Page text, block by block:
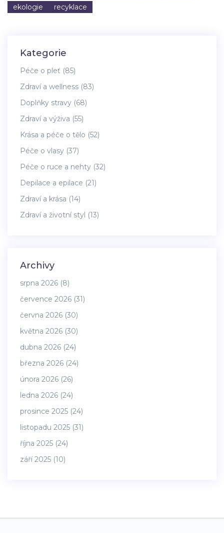
ekologie
recyklace
Kategorie
Péče o pleť (85)
Zdraví a wellness (83)
Doplňky stravy (68)
Zdraví a výživa (55)
Krása a péče o tělo (52)
Péče o vlasy (37)
Péče o ruce a nehty (32)
Depilace a epilace (21)
Zdraví a krása (14)
Zdraví a životní styl (13)
Archivy
srpna 2026 (8)
července 2026 (31)
června 2026 (30)
května 2026 (30)
dubna 2026 (24)
března 2026 (24)
února 2026 (26)
ledna 2026 (24)
prosince 2025 (24)
listopadu 2025 (31)
října 2025 (24)
září 2025 (10)